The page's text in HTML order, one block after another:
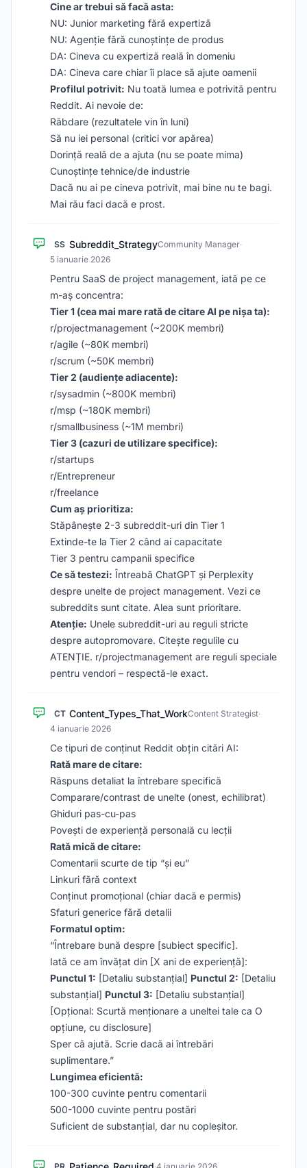
Cine ar trebui să facă asta:
NU: Junior marketing fără expertiză
NU: Agenție fără cunoștințe de produs
DA: Cineva cu expertiză reală în domeniu
DA: Cineva care chiar îi place să ajute oamenii
Profilul potrivit: Nu toată lumea e potrivită pentru
Reddit. Ai nevoie de:
Răbdare (rezultatele vin în luni)
Să nu iei personal (critici vor apărea)
Dorință reală de a ajuta (nu se poate mima)
Cunoștințe tehnice/de industrie
Dacă nu ai pe cineva potrivit, mai bine nu te bagi.
Mai rău faci dacă e prost.
SS Subreddit_StrategyCommunity Manager·
5 ianuarie 2026
Pentru SaaS de project management, iată pe ce
m-aș concentra:
Tier 1 (cea mai mare rată de citare AI pe nișa ta):
r/projectmanagement (~200K membri)
r/agile (~80K membri)
r/scrum (~50K membri)
Tier 2 (audiențe adiacente):
r/sysadmin (~800K membri)
r/msp (~180K membri)
r/smallbusiness (~1M membri)
Tier 3 (cazuri de utilizare specifice):
r/startups
r/Entrepreneur
r/freelance
Cum aș prioritiza:
Stăpânește 2-3 subreddit-uri din Tier 1
Extinde-te la Tier 2 când ai capacitate
Tier 3 pentru campanii specifice
Ce să testezi: Întreabă ChatGPT și Perplexity
despre unelte de project management. Vezi ce
subreddits sunt citate. Alea sunt prioritare.
Atenție: Unele subreddit-uri au reguli stricte
despre autopromovare. Citește regulile cu
ATENȚIE. r/projectmanagement are reguli speciale
pentru vendori – respectă-le exact.
CT Content_Types_That_WorkContent Strategist·
4 ianuarie 2026
Ce tipuri de conținut Reddit obțin citări AI:
Rată mare de citare:
Răspuns detaliat la întrebare specifică
Comparare/contrast de unelte (onest, echilibrat)
Ghiduri pas-cu-pas
Povești de experiență personală cu lecții
Rată mică de citare:
Comentarii scurte de tip “și eu”
Linkuri fără context
Conținut promoțional (chiar dacă e permis)
Sfaturi generice fără detalii
Formatul optim:
“Întrebare bună despre [subiect specific].
Iată ce am învățat din [X ani de experiență]:
Punctul 1: [Detaliu substanțial] Punctul 2: [Detaliu
substanțial] Punctul 3: [Detaliu substanțial]
[Opțional: Scurtă menționare a uneltei tale ca O
opțiune, cu disclosure]
Sper că ajută. Scrie dacă ai întrebări
suplimentare.”
Lungimea eficientă:
100-300 cuvinte pentru comentarii
500-1000 cuvinte pentru postări
Suficient de substanțial, dar nu copleșitor.